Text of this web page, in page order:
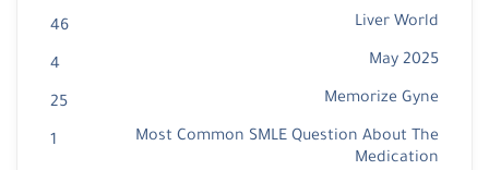
Liver World
46
May 2025
4
Memorize Gyne
25
Most Common SMLE Question About The
Medication
1